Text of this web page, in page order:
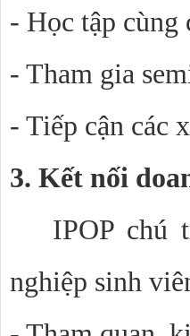
- Học tập cùng
- Tham gia
- Tiếp cận các
3. Kết nối
IPOP chú
nghiệp sinh